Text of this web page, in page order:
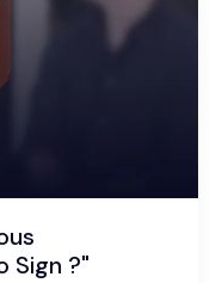
Sign ?"